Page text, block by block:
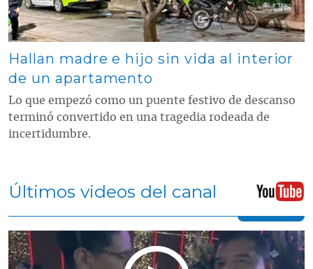
Hallan madre e hijo sin vida al interior
de un apartamento
Lo que empezó como un puente festivo de descanso
terminó convertido en una tragedia rodeada de
incertidumbre.
Últimos videos del canal